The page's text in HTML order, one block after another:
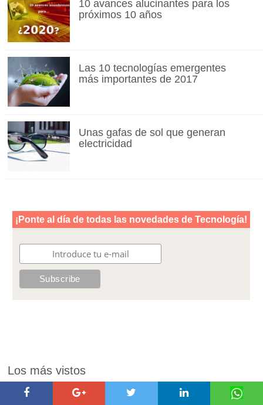
10 avances alucinantes para los
próximos 10 años
Las 10 tecnologías emergentes
más importantes de 2017
Unas gafas de sol que generan
electricidad
Los más vistos
Descubren cómo borrar los